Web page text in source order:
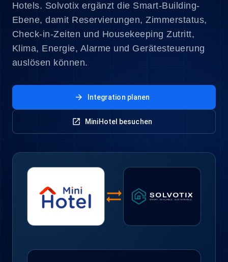
Hotels. Solvotix ergänzt die Smart-Building-
Ebene, damit Reservierungen, Zimmerstatus,
Check-in-Zeiten und Housekeeping Zutritt,
Klima, Energie, Alarme und Gerätesteuerung
auslösen können.
arrow_forward Integration planen
open_in_new MiniHotel besuchen
sync_alt